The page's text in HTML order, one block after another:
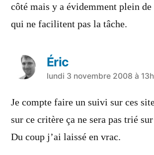
côté mais y a évidemment plein
qui ne facilitent pas la tâche.
Éric
a
dit :
lundi 3 novembre 2008 à
Je compte faire un suivi sur ces
sur ce critère ça ne sera pas trié
Du coup j’ai laissé en vrac.